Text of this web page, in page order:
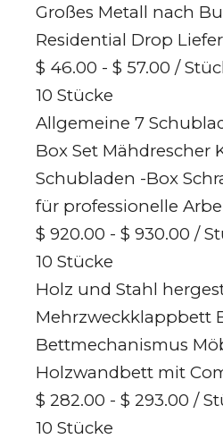
Großes Metall nach
Residential Drop
$ 46.00 - $ 57.00 /
10 Stücke
Allgemeine 7
Box Set Mähdrescher
Schubladen -Box
für professionelle
$ 920.00 - $ 930.00 /
10 Stücke
Holz und Stahl
Mehrzweckklappbett
Bettmechanismus
Holzwandbett mit
$ 282.00 - $ 293.00 /
10 Stücke